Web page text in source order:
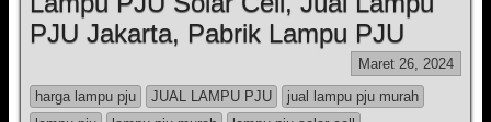
PJU Jakarta, Pabrik Lampu PJU
Maret 26, 2024
harga lampu pju
JUAL LAMPU PJU
jual lampu pju murah